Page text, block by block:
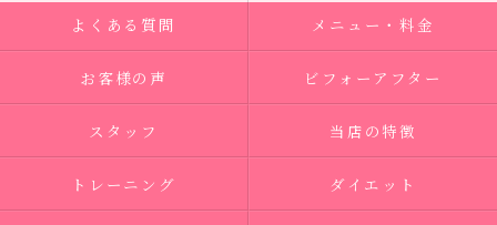
よくある質問 メニュー・料金
お客様の声 ビフォーアフター
スタッフ 当店の特徴
トレーニング ダイエット